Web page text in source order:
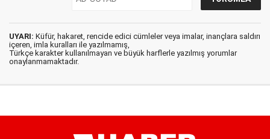
UYARI: Küfür, hakaret, rencide edici cümleler veya imalar, inançlara saldırı
içeren, imla kuralları ile yazılmamış,
Türkçe karakter kullanılmayan ve büyük harflerle yazılmış yorumlar
onaylanmamaktadır.